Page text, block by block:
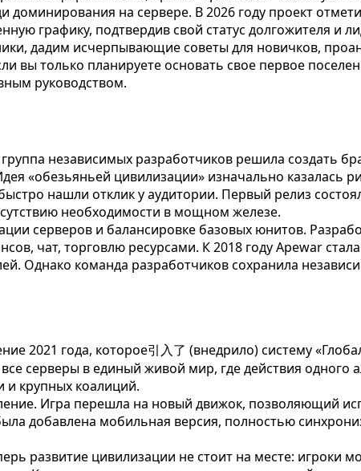
доминирования на сервере. В 2026 году проект
графику, подтвердив свой статус долгожителя и
дадим исчерпывающие советы для новичков,
вы только планируете основать свое первое
руководством.
независимых разработчиков решила создать
«обезьяньей цивилизации» изначально казалась
нашли отклик у аудитории. Первый релиз
необходимости в мощном железе.
серверов и балансировке базовых юнитов.
чат, торговлю ресурсами. К 2018 году Apewar
Однако команда разработчиков сохранила
2021 года, которое引入了 (внедрило) систему
серверы в единый живой мир, где действия одного
и крупных коалиций.
Игра перешла на новый движок, позволяющий
добавлена мобильная версия, полностью
развитие цивилизации не стоит на месте: игроки